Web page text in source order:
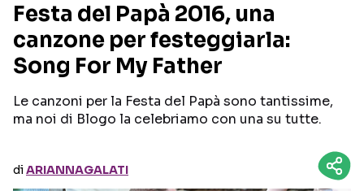
RECENSIONI MUSICALI
INTERVISTE
GOSSIP E CURIOSITÀ
TESTI CANZONI
TOUR ED EVENTI
TALENT SHOW
Festa del Papà 2016, una
canzone per festeggiarla:
Song For My Father
Le canzoni per la Festa del Papà sono tantissime,
ma noi di Blogo la celebriamo con una su tutte.
diARIANNAGALATI